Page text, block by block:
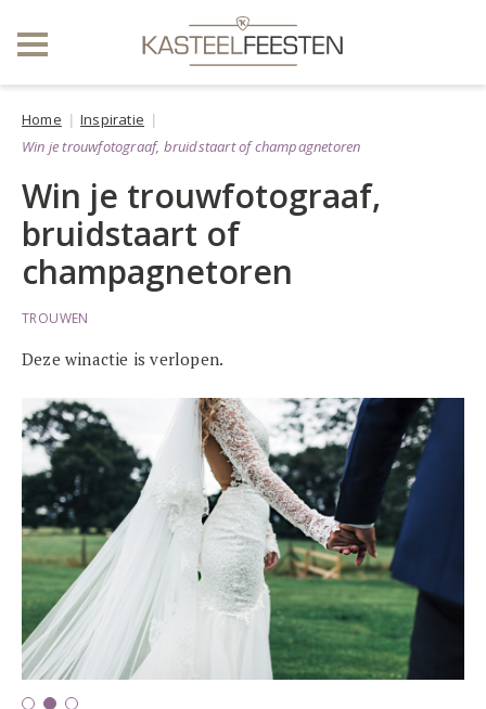
Home
Inspiratie
Win je trouwfotograaf, bruidstaart of champagnetoren
Win je trouwfotograaf,
bruidstaart of
champagnetoren
TROUWEN
Deze winactie is verlopen.